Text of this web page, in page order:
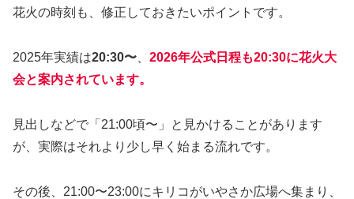
花火の時刻も、修正しておきたいポイントです。
2025年実績は20:30〜 2026年公式日程も20:30に花火大
会と案内されています。
見出しなどで「21:00頃〜」と見かけることがあります
が、実際はそれより少し早く始まる流れです。
その後、21:00〜23:00にキリコがいやさか広場へ集まり、